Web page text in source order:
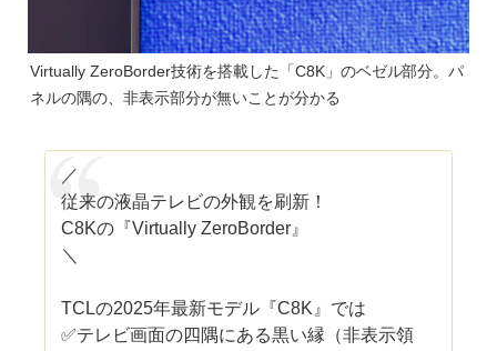
Virtually ZeroBorder技術を搭載した「C8K」のベゼル部分。パ
ネルの隅の、非表示部分が無いことが分かる
／
従来の液晶テレビの外観を刷新！
C8Kの『Virtually ZeroBorder』
＼
TCLの2025年最新モデル『C8K』では
✅テレビ画面の四隅にある黒い縁（非表示領